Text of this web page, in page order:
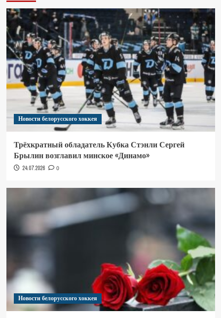
Новости белорусского хоккея
Трёхкратный обладатель Кубка Стэнли Сергей
Брылин возглавил минское «Динамо»
24.07.2026 0
Новости белорусского хоккея